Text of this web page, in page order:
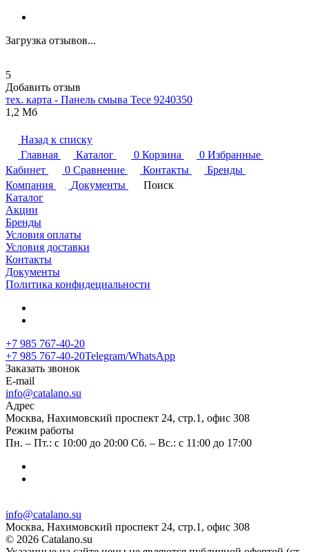
Загрузка отзывов...
5
Добавить отзыв
тех. карта - Панель смыва Tece 9240350
1,2 Мб
Назад к списку
Главная
Каталог 0 Корзина 0 Избранные
Кабинет
0 Сравнение Контакты
Бренды
Компания
Документы
Поиск
Каталог
Акции
Бренды
Условия оплаты
Условия доставки
Контакты
Документы
Политика конфидециальности
+7 985 767-40-20
+7 985 767-40-20Telegram/WhatsApp
Заказать звонок
E-mail
info@catalano.su
Адрес
Москва, Нахимовский проспект 24, стр.1, офис 308
Режим работы
Пн. – Пт.: с 10:00 до 20:00 Сб. – Вс.: с 11:00 до 17:00
info@catalano.su
Москва, Нахимовский проспект 24, стр.1, офис 308
© 2026 Catalano.su